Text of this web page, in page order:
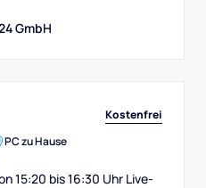
GmbH
Kostenfrei
PC zu Hause
15:20 bis 16:30 Uhr Live-